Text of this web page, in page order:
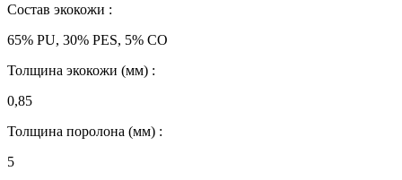
Состав экокожи :
65% PU, 30% PES, 5% CO
Толщина экокожи (мм) :
0,85
Толщина поролона (мм) :
5